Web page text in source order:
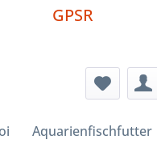
GPSR
Aquarienfischfutter